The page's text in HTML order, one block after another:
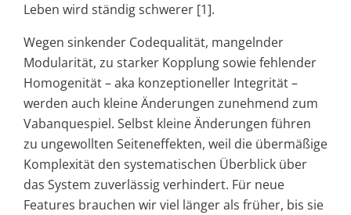
Leben wird ständig schwerer [1].
Wegen sinkender Codequalität, mangelnder
Modularität, zu starker Kopplung sowie fehlender
Homogenität – aka konzeptioneller Integrität –
werden auch kleine Änderungen zunehmend zum
Vabanquespiel. Selbst kleine Änderungen führen
zu ungewollten Seiteneffekten, weil die übermäßige
Komplexität den systematischen Überblick über
das System zuverlässig verhindert. Für neue
Features brauchen wir viel länger als früher, bis sie